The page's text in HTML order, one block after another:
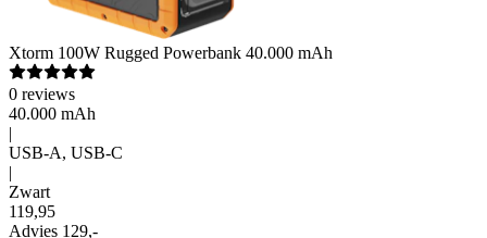
Xtorm 100W Rugged Powerbank 40.000 mAh
0 reviews
40.000 mAh
|
USB-A, USB-C
|
Zwart
119,95
Advies 129,-